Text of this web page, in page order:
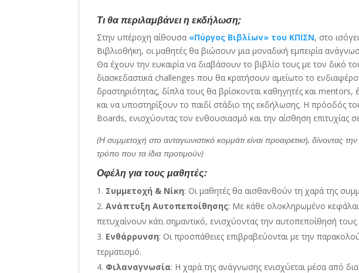
Τι θα περιλαμβάνει η εκδήλωση;
Στην υπέροχη αίθουσα «Πύργος Βιβλίων» του ΚΠΙΣΝ, στο
Βιβλιοθήκη, οι μαθητές θα βιώσουν μια μοναδική εμπειρία
Θα έχουν την ευκαιρία να διαβάσουν το βιβλίο τους με τον δικό
διασκεδαστικά challenges που θα κρατήσουν αμείωτο το
δραστηριότητας, δίπλα τους θα βρίσκονται καθηγητές και
και να υποστηρίξουν το παιδί στάδιο της εκδήλωσης. Η πρόοδός
Boards, ενισχύοντας τον ενθουσιασμό και την αίσθηση επιτυχίας
(Η συμμετοχή στο ανταγωνιστικό κομμάτι είναι προαιρετική, δίνοντας
τρόπο που τα ίδια προτιμούν)
Οφέλη για τους μαθητές:
Συμμετοχή & Νίκη: Οι μαθητές θα αισθανθούν τη χαρά της
Ανάπτυξη Αυτοπεποίθησης: Με κάθε ολοκληρωμένο
πετυχαίνουν κάτι σημαντικό, ενισχύοντας την αυτοπεποίθησή τους
Ενθάρρυνση: Οι προσπάθειες επιβραβεύονται με την
τερματισμό.
Φιλαναγνωσία: Η χαρά της ανάγνωσης ενισχύεται μέσα από